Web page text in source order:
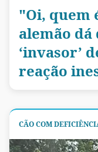
"Oi, quem
alemão dá
‘invasor’
reação
CÃO COM